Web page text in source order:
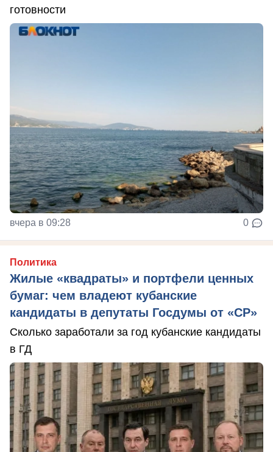
готовности
вчера в 09:28 0
Политика
Жилые «квадраты» и портфели ценных
бумаг: чем владеют кубанские
кандидаты в депутаты Госдумы от «СР»
Сколько заработали за год кубанские кандидаты
в ГД